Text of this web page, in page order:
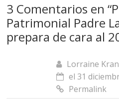
3 Comentarios en “
Patrimonial Padre
prepara de cara al
Lorraine
el 31
Permalink